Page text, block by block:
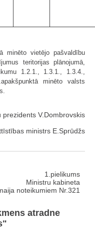
minēto vietējo pašvaldību
teritorijas plānojumā,
1.2.1., 1.3.1., 1.3.4.,
minēto valsts
prezidents V.Dombrovskis
ministrs E.Sprūdžs
1.pielikums
Ministru kabineta
noteikumiem Nr.321
atradne